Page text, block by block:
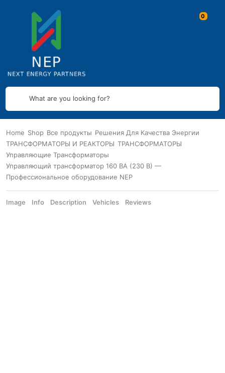
What are you looking for?
Home Shop Все продукты Решения Для Качества Энергии
ТРАНСФОРМАТОРЫ И РЕАКТОРЫ ТРАНСФОРМАТОРЫ
Управляющие Трансформаторы
Управляющий трансформатор 160 ВА (230 В) —
Профессиональное оборудование NEP
Image Info Description Vehicles Reviews